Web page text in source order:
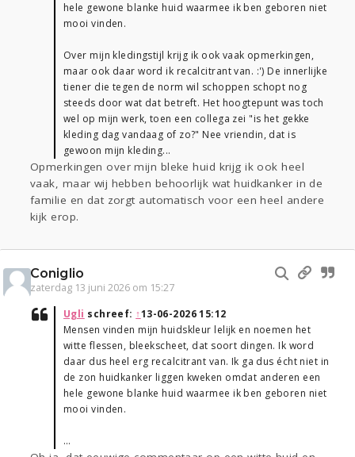
hele gewone blanke huid waarmee ik ben geboren niet
mooi vinden.
Over mijn kledingstijl krijg ik ook vaak opmerkingen,
maar ook daar word ik recalcitrant van. :') De innerlijke
tiener die tegen de norm wil schoppen schopt nog
steeds door wat dat betreft. Het hoogtepunt was toch
wel op mijn werk, toen een collega zei "is het gekke
kleding dag vandaag of zo?" Nee vriendin, dat is
gewoon mijn kleding...
Opmerkingen over mijn bleke huid krijg ik ook heel
vaak, maar wij hebben behoorlijk wat huidkanker in de
familie en dat zorgt automatisch voor een heel andere
kijk erop.
Coniglio
zaterdag 13 juni 2026 om 15:27
Ugli schreef: ↑13-06-2026 15:12
Mensen vinden mijn huidskleur lelijk en noemen het
witte flessen, bleekscheet, dat soort dingen. Ik word
daar dus heel erg recalcitrant van. Ik ga dus écht niet in
de zon huidkanker liggen kweken omdat anderen een
hele gewone blanke huid waarmee ik ben geboren niet
mooi vinden.
…